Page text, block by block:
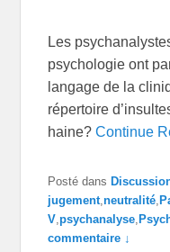
Les
psychologie ont
langage de la
répertoire
haine?Continue
Posté dans
jugement ,neutralité
V ,psychanalyse
commentaire ↓